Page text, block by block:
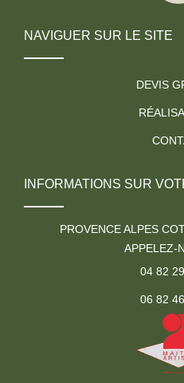
NAVIGUER SUR LE SITE
DEVIS
INFORMATIONS SUR
PROVENCE ALPES
APPELEZ-
04 82
06 82